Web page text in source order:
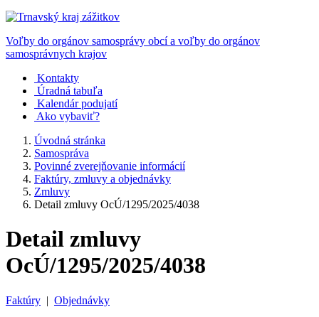
Voľby do orgánov samosprávy obcí a voľby do orgánov
samosprávnych krajov
Kontakty
Úradná tabuľa
Kalendár podujatí
Ako vybaviť?
Úvodná stránka
Samospráva
Povinné zverejňovanie informácií
Faktúry, zmluvy a objednávky
Zmluvy
Detail zmluvy OcÚ/1295/2025/4038
Detail zmluvy
OcÚ/1295/2025/4038
Faktúry | Objednávky